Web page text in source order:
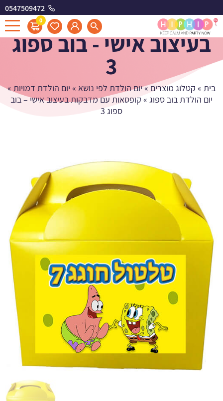
0547509472
0
קופסאות עם מדבקות
בעיצוב אישי - בוב ספוג
3
בית » קטלוג מוצרים»יום הולדת לפי נושא » יום הולדת דמויות»
יום הולדת בוב ספוג » קופסאות עם מדבקות בעיצוב אישי – בוב
ספוג 3